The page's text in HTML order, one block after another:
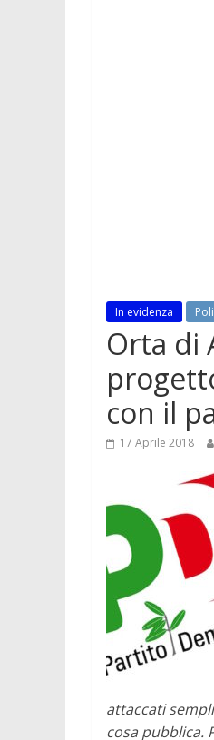
In evidenza
Orta di
con il
17 Aprile 2018
attaccati
cosa pubblica.